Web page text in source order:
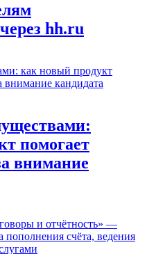
hh.ru
помогает
внимание